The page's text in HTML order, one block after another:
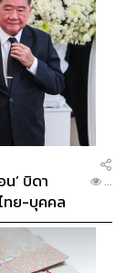
’ บิดา
ทย-บุคคล
...